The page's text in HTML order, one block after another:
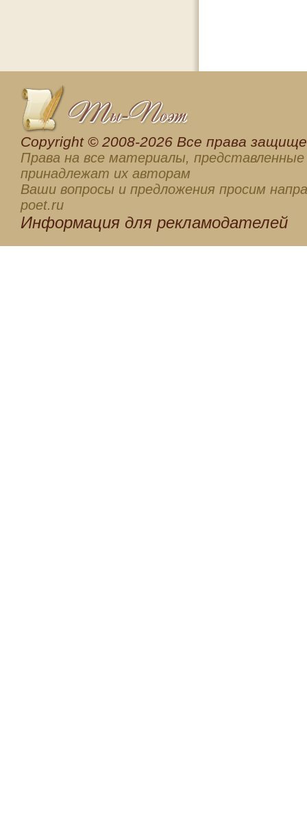
Сopyright © 2008-2026 Все права
Права на все материалы, представленные
принадлежат их авторам
Ваши вопросы и предложения просим
poet.ru
Информация для рекламодателей